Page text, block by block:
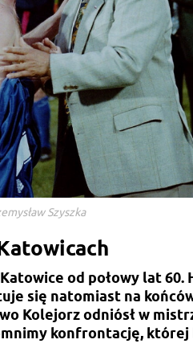
Szyszka
od połowy lat 60.
się natomiast na
Kolejorz odniósł w
konfrontację,